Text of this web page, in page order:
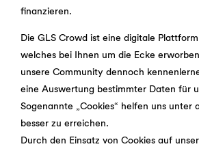
finanzieren.
Die GLS Crowd ist eine digitale
welches bei Ihnen um die Ecke
unsere Community dennoch
eine Auswertung bestimmter Daten für
Sogenannte „Cookies“ helfen uns unter
besser zu erreichen.
Durch den Einsatz von Cookies auf